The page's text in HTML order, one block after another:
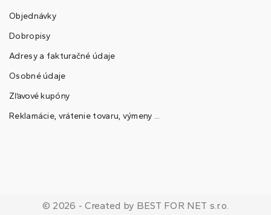
Objednávky
Dobropisy
Adresy a fakturačné údaje
Osobné údaje
Zľavové kupóny
Reklamácie, vrátenie tovaru, výmeny ...
© 2026 - Created by BEST FOR NET s.r.o.